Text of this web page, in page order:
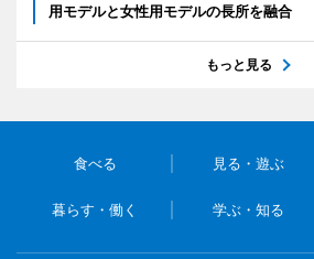
用モデルと女性用モデルの長所を融合
もっと見る
食べる 見る・遊ぶ
暮らす・働く 学ぶ・知る